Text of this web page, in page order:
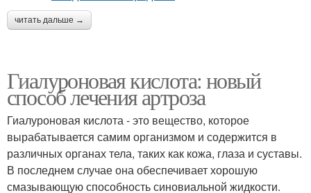
читать дальше →
Гиалуроновая кислота: новый
способ лечения артроза
Гиалуроновая кислота - это вещество, которое
вырабатывается самим организмом и содержится в
различных органах тела, таких как кожа, глаза и суставы.
В последнем случае она обеспечивает хорошую
смазывающую способность синовиальной жидкости.